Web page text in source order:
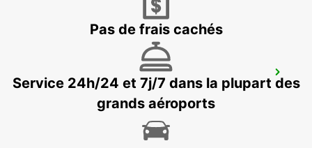
ALANYA GAZIPASA AIRPORT
ANTALYA - TURKEY
Pas de frais cachés
Service 24h/24 et 7j/7 dans la plupart des
grands aéroports